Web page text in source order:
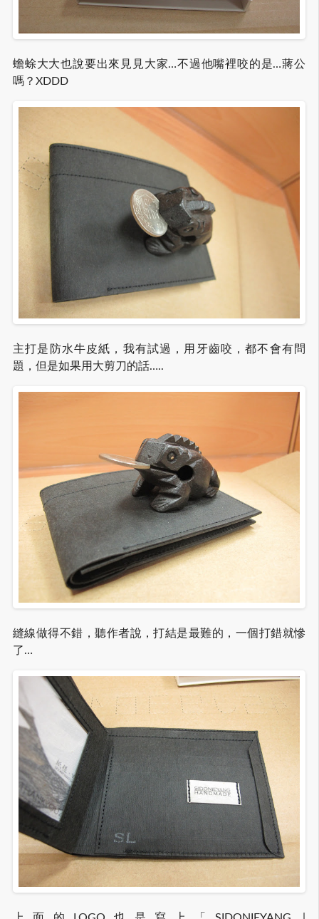
蟾蜍大大也說要出來見見大家…不過他嘴裡咬的是…蔣公
嗎？XDDD
主打是防水牛皮紙，我有試過，用牙齒咬，都不會有問
題，但是如果用大剪刀的話…..
縫線做得不錯，聽作者說，打結是最難的，一個打錯就慘
了…